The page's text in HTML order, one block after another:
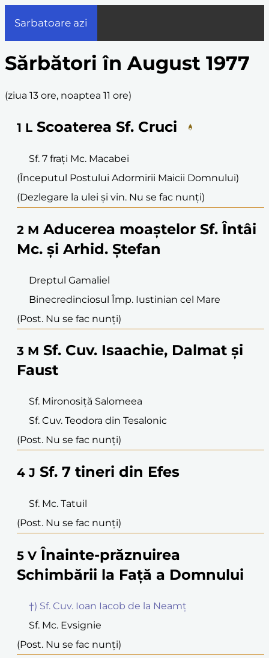
Sarbatoare azi
Sărbători în August 1977
(ziua 13 ore, noaptea 11 ore)
1 L Scoaterea Sf. Cruci
Sf. 7 frați Mc. Macabei
(Începutul Postului Adormirii Maicii Domnului)
(Dezlegare la ulei și vin. Nu se fac nunți)
2 M Aducerea moaștelor Sf. Întâi
Mc. și Arhid. Ștefan
Dreptul Gamaliel
Binecredinciosul Împ. Iustinian cel Mare
(Post. Nu se fac nunți)
3 M Sf. Cuv. Isaachie, Dalmat și
Faust
Sf. Mironosiță Salomeea
Sf. Cuv. Teodora din Tesalonic
(Post. Nu se fac nunți)
4 J Sf. 7 tineri din Efes
Sf. Mc. Tatuil
(Post. Nu se fac nunți)
5 V Înainte-prăznuirea
Schimbării la Față a Domnului
†) Sf. Cuv. Ioan Iacob de la Neamț
Sf. Mc. Evsignie
(Post. Nu se fac nunți)